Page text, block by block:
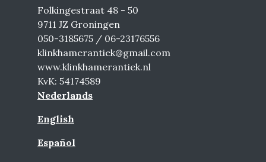
Folkingestraat 48 - 50
9711 JZ Groningen
050-3185675 / 06-23176556
klinkhamerantiek@gmail.com
www.klinkhamerantiek.nl
KvK: 54174589
Nederlands
English
Español